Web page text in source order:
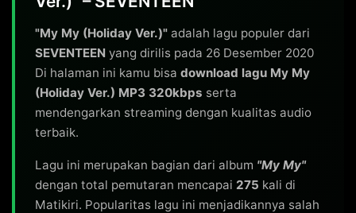
"My My (Holiday Ver.)" adalah lagu populer dari
SEVENTEEN yang dirilis pada 26 Desember 2020
Di halaman ini kamu bisa download lagu My My
(Holiday Ver.) MP3 320kbps serta
mendengarkan streaming dengan kualitas audio
terbaik.
Lagu ini merupakan bagian dari album "My My"
dengan total pemutaran mencapai 275 kali di
Matikiri. Popularitas lagu ini menjadikannya salah